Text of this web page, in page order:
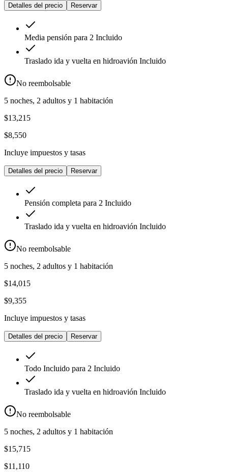
Detalles del precio Reservar
Media pensión para 2 Incluido
Traslado ida y vuelta en hidroavión Incluido
No reembolsable
5 noches, 2 adultos y 1 habitación
$13,215
$8,550
Incluye impuestos y tasas
Detalles del precio Reservar
Pensión completa para 2 Incluido
Traslado ida y vuelta en hidroavión Incluido
No reembolsable
5 noches, 2 adultos y 1 habitación
$14,015
$9,355
Incluye impuestos y tasas
Detalles del precio Reservar
Todo Incluido para 2 Incluido
Traslado ida y vuelta en hidroavión Incluido
No reembolsable
5 noches, 2 adultos y 1 habitación
$15,715
$11,110